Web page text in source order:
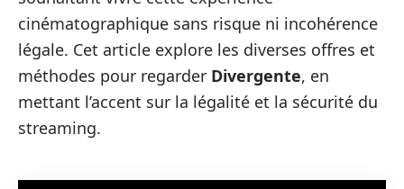
cinématographique sans risque ni incohérence
légale. Cet article explore les diverses offres et
méthodes pour regarder Divergente, en
mettant l’accent sur la légalité et la sécurité du
streaming.